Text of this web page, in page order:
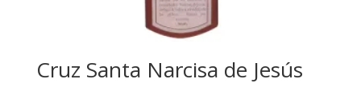
Cruz Santa Narcisa de Jesús